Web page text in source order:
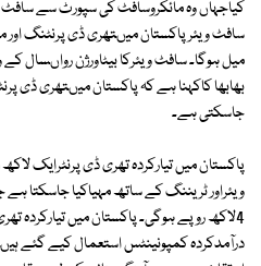
کیاجہاں وہ مائکروسافٹ کی سپورٹ سے
سافٹ ویئر پاکستان میںتھری ڈی پرنٹنگ
میل ہوگا۔ سافٹ ویئرکا بیٹاورژن رواںسال
بھابھا کاکہنا ہے کہ پاکستان میںتھری ڈی
جاسکتی ہے۔
پاکستان میں تیارکردہ تھری ڈی پرنٹرایک
4لاکھ روپے ہوگی۔ پاکستان میں تیارکردہ
درآمدکردہ کمپونینٹس استعمال کیے گئے